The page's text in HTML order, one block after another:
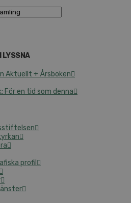
LYSSNA
Aktuellt + Årsboken
För en tid som denna
profil